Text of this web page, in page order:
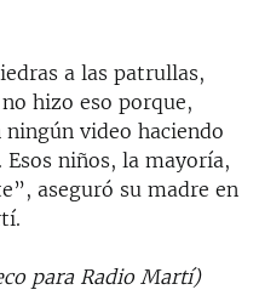
a las patrullas,
hizo eso porque,
video haciendo
Esos niños, la mayoría,
aseguró su madre en
para Radio Martí)